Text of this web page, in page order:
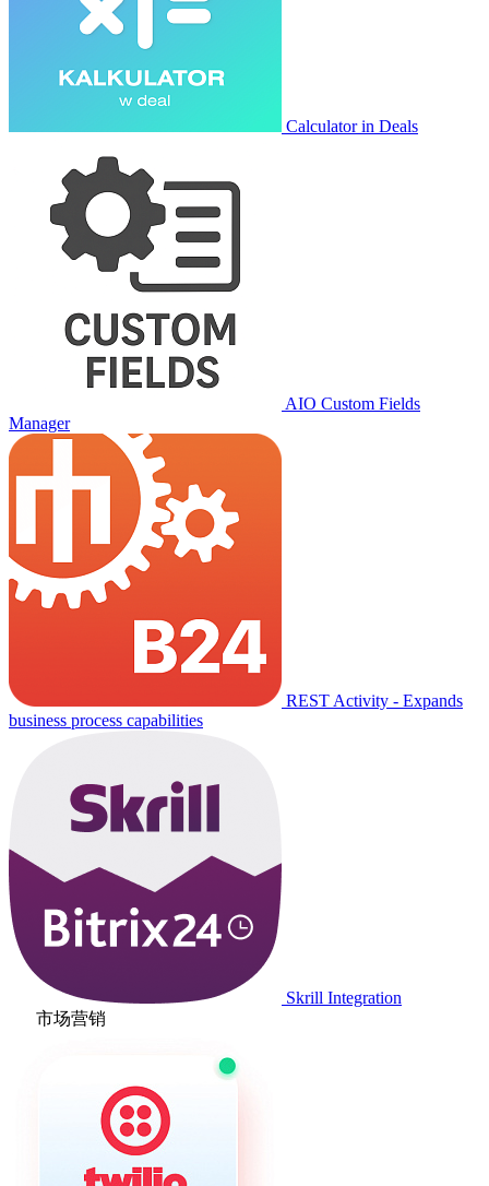
Calculator in Deals
AIO Custom Fields
Manager
REST Activity - Expands
business process capabilities
Skrill Integration
市场营销